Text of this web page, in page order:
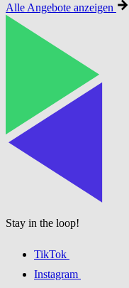
Alle Angebote anzeigen
Stay in the loop!
TikTok
Instagram